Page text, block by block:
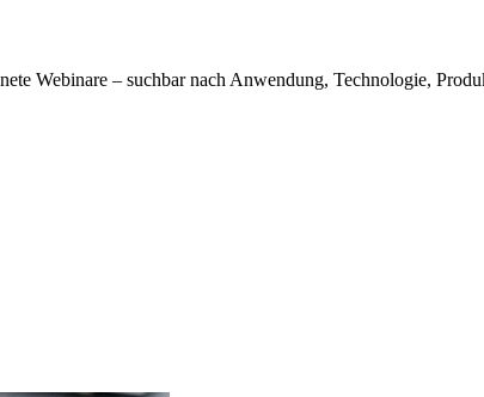
Webinare – suchbar nach Anwendung, Technologie,